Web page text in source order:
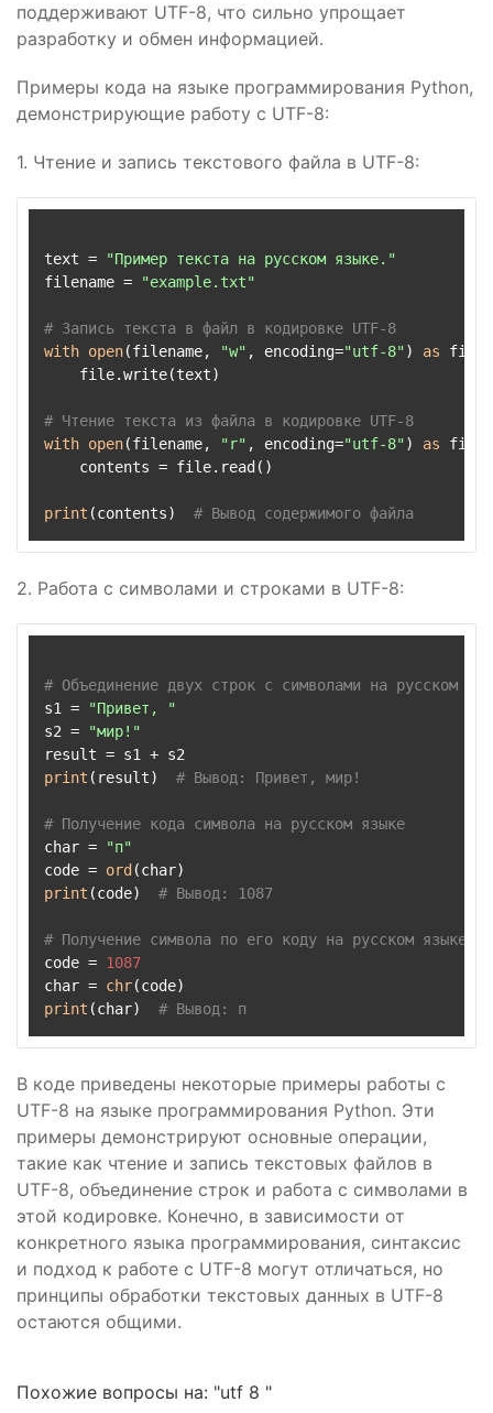
поддерживают UTF-8, что сильно упрощает
разработку и обмен информацией.
Примеры кода на языке программирования Python,
демонстрирующие работу с UTF-8:
1. Чтение и запись текстового файла в UTF-8:
text =
"Пример текста на русском языке."
filename =
"example.txt"
# Запись текста в файл в кодировке UTF-8
with open(filename, "w" , encoding="utf-8") as file:
    file.write(text)
# Чтение текста из файла в кодировке UTF-8
with open(filename, "r" , encoding="utf-8") as file:
    contents = file.read()
print (contents) # Вывод содержимого файла
2. Работа с символами и строками в UTF-8:
# Объединение двух строк с символами на русском
s1 =
"Привет, "
s2 =
"мир!"
print (result) # Вывод: Привет, мир!
# Получение кода символа на русском языке
char =
"п"
code = ord
print (code) # Вывод: 1087
# Получение символа по его коду на русском языке
code = 1087
char = chr
print (char) # Вывод: п
В коде приведены некоторые примеры работы с
UTF-8 на языке программирования Python. Эти
примеры демонстрируют основные операции,
такие как чтение и запись текстовых файлов в
UTF-8, объединение строк и работа с символами в
этой кодировке. Конечно, в зависимости от
конкретного языка программирования, синтаксис
и подход к работе с UTF-8 могут отличаться, но
принципы обработки текстовых данных в UTF-8
остаются общими.
Похожие вопросы на: "utf 8 "